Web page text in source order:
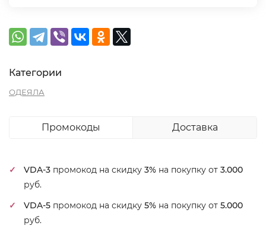
Категории
ОДЕЯЛА
Промокоды Доставка
VDA-3 промокод на скидку 3% на покупку от 3.000
руб.
VDA-5 промокод на скидку 5% на покупку от 5.000
руб.